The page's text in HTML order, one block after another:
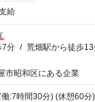
給
7分 / 荒畑駅から徒歩
市昭和区にある企業
働:7時間30分) (休憩60